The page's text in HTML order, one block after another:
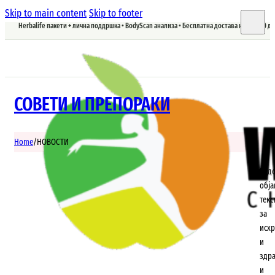
Skip to main contentSkip to footer
Herbalife пакети + лична поддршка • BodyScan анализа • Бесплатна достава над 5.900
СОВЕТИ И ПРЕПОРАКИ
Home/НОВОСТИ
за
и
и